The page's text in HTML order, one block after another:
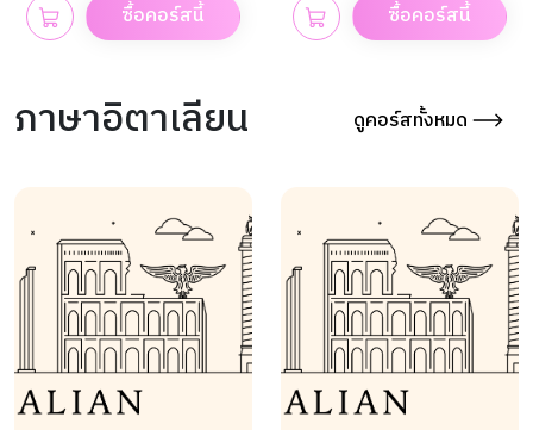
ซื้อคอร์สนี้ ซื้อคอร์สนี้
ภาษาอิตาเลียน ดูคอร์สทั้งหมด